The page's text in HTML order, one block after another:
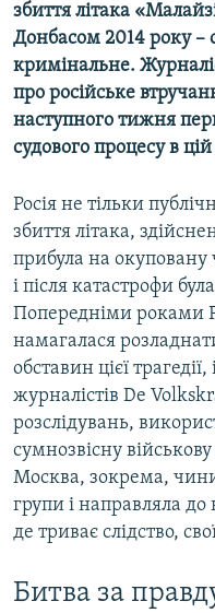
збиття літака
Донбасом 2014 року –
кримінальне.
про російське
наступного тижня
судового процесу в цій
Росія не тільки
збиття літака,
прибула на окуповану
і після катастрофи
Попередніми роками
намагалася
обставин цієї
журналістів De
розслідувань,
сумнозвісну
Москва, зокрема,
групи і направляла до
де триває слідство,
Битва за